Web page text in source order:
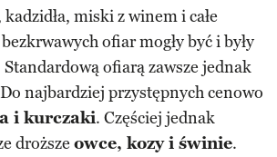
kadzidła, miski z winem i całe
ofiar mogły być i były
Standardową ofiarą zawsze jednak
najbardziej przystępnych cenowo
i kurczaki. Częściej jednak
droższe owce, kozy i świnie.